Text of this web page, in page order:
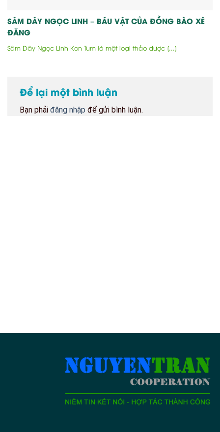
SÂM DÂY NGỌC LINH – BÁU VẬT CỦA ĐỒNG BÀO XÊ
ĐĂNG
Sâm Dây Ngọc Linh Kon Tum là một loại thảo dược [...]
Để lại một bình luận
Bạn phải đăng nhập để gửi bình luận.